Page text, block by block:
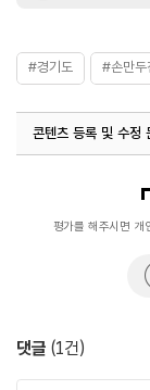
#경기도 #손만두
콘텐츠 등록 및 수정
평가를 해주시면 개
댓글 (1건)